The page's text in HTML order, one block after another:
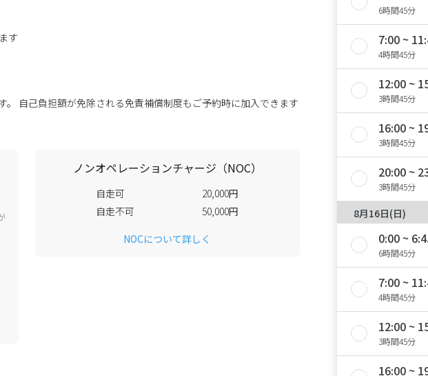
す
。 自己負担額が免除される免責補償制度もご予約時に加入できます
ノンオペレーションチャージ（NOC）
自走可
20,000円
自走不可
50,000円
NOCについて詳しく
6時間45分
7:00 ~
4時間45分
12:00 ~
3時間45分
16:00 ~
3時間45分
20:00 ~
3時間45分
8月16日(日)
0:00 ~
6時間45分
7:00 ~
4時間45分
12:00 ~
3時間45分
16:00 ~